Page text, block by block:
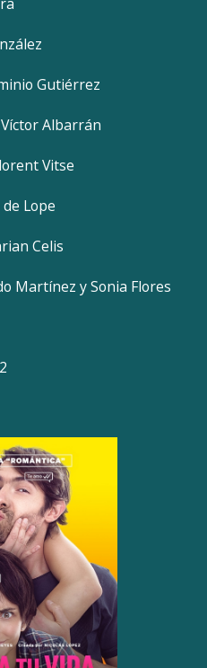
Gutiérrez
Víctor Albarrán
Vitse
Lope
Celis
Martínez y Sonia Flores